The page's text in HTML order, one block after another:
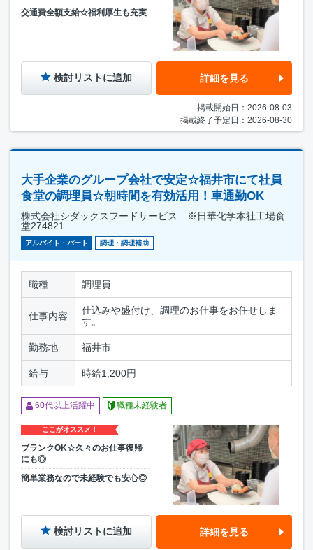
交通費全額支給☆福利厚生も充実
検討リストに追加 詳細を見る
掲載開始日：2026-08-03
掲載終了予定日：2026-08-30
大手企業のグループ会社で安定☆福井市にて社員
食堂の調理員☆朝時間を有効活用！車通勤OK
株式会社シダックスフードサービス ※日華化学本社工場食
堂274821
アルバイト・パート 調理・調理補助
職種 調理員
仕事内容
仕込みや盛付け、調理のお仕事をお任せしま
す。
勤務地 福井市
給与 時給1,200円
60代以上活躍中 職種未経験者
ここがオススメ！
ブランクOK☆久々のお仕事復帰
にも◎
簡単業務なので未経験でも安心◎
検討リストに追加 詳細を見る